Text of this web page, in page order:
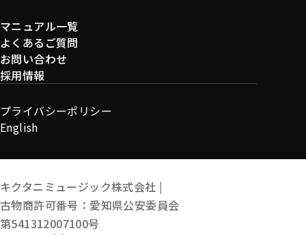
マニュアル一覧
よくあるご質問
お問い合わせ
採用情報
プライバシーポリシー
English
キクタニミュージック株式会社 |
古物商許可番号：愛知県公安委員会
第541312007100号